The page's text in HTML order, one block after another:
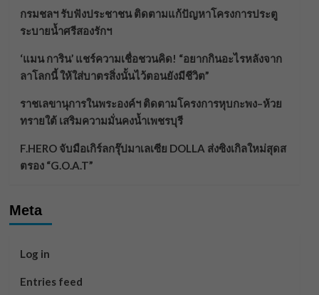
กรมชลฯ รับฟังประชาชน ติดตามแก้ปัญหาโครงการประตู
ระบายน้ำศรีสองรักฯ
‘แมน การิน’ แชร์ความเชื่อชวนคิด! “อยากกินอะไรหลังจาก
ลาโลกนี้ ให้ใส่บาตรสิ่งนั้นไว้ตอนยังมีชีวิต”
ราชเลขานุการในพระองค์ฯ ติดตามโครงการหุบกะพง–ห้วย
ทรายใต้ เสริมความมั่นคงน้ำเพชรบุรี
F.HERO จับมือเกิร์ลกรุ๊ปมาเลเซีย DOLLA ส่งซิงเกิลใหม่สุดส
ตรอง “G.O.A.T”
Meta
Log in
Entries feed